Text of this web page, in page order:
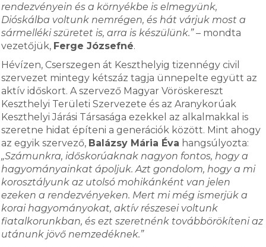
rendezvényein és a környékbe is elmegyünk,
Dióskálba voltunk nemrégen, és hát várjuk most a
sármelléki szüretet is, arra is készülünk.”– mondta
vezetőjük, Ferge Józsefné.
Hévízen, Cserszegen át Keszthelyig tizennégy civil
szervezet mintegy kétszáz tagja ünnepelte együtt az
aktív időskort. A szervező Magyar Vöröskereszt
Keszthelyi Területi Szervezete és az Aranykorúak
Keszthelyi Járási Társasága ezekkel az alkalmakkal is
szeretne hidat építeni a generációk között. Mint ahogy
az egyik szervező, Balázsy Mária Éva hangsúlyozta:
„Számunkra, időskorúaknak nagyon fontos, hogy a
hagyományainkat ápoljuk. Azt gondolom, hogy a mi
korosztályunk az utolsó mohikánként van jelen
ezeken a rendezvényeken. Mert mi még ismerjük a
korai hagyományokat, aktív részesei voltunk
fiatalkorunkban, és ezt szeretnénk továbbörökíteni az
utánunk jövő nemzedéknek.”